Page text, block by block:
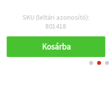
SKU (leltári azonosító):
801418
Kosárba